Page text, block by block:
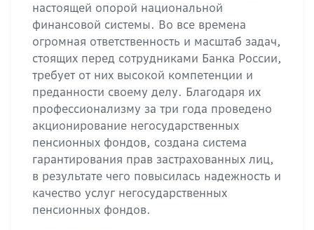
настоящей опорой национальной
финансовой системы. Во все времена
огромная ответственность и масштаб задач,
стоящих перед сотрудниками Банка России,
требует от них высокой компетенции и
преданности своему делу. Благодаря их
профессионализму за три года проведено
акционирование негосударственных
пенсионных фондов, создана система
гарантирования прав застрахованных лиц,
в результате чего повысилась надежность и
качество услуг негосударственных
пенсионных фондов.